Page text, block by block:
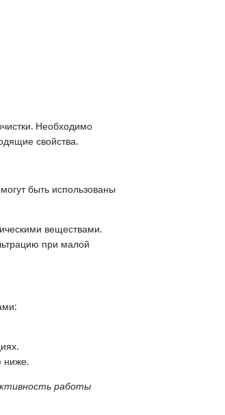
Необходимо
свойства.
быть использованы
веществами.
при малой
ниже.
работы